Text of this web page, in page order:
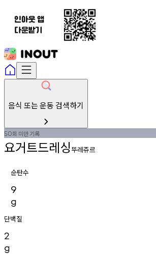
음식 또는 운동 검색하기
50회 미만기록
요거트드레싱뚜레쥬르
순탄수
9
g
단백질
2
g